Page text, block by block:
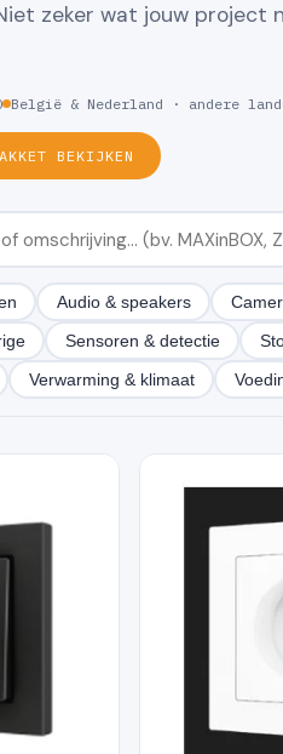
zeker wat jouw project
België & Nederland · andere
BEKIJKEN
Audio & speakers
Sensoren & detectie
Verwarming & klimaat